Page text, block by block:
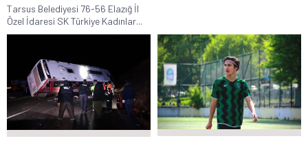
Tarsus Belediyesi 76-56 Elazığ İl
Özel İdaresi SK Türkiye Kadınlar...